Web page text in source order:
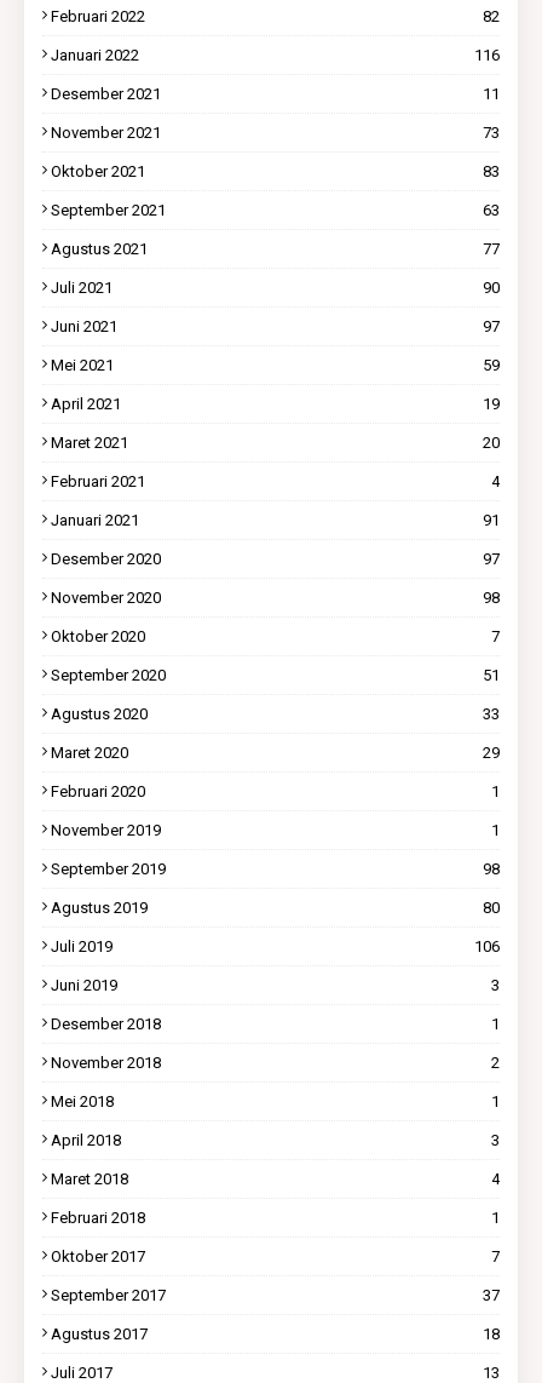
Februari 2022 82
Januari 2022 116
Desember 2021 11
November 2021 73
Oktober 2021 83
September 2021 63
Agustus 2021 77
Juli 2021 90
Juni 2021 97
Mei 2021 59
April 2021 19
Maret 2021 20
Februari 2021 4
Januari 2021 91
Desember 2020 97
November 2020 98
Oktober 2020 7
September 2020 51
Agustus 2020 33
Maret 2020 29
Februari 2020 1
November 2019 1
September 2019 98
Agustus 2019 80
Juli 2019 106
Juni 2019 3
Desember 2018 1
November 2018 2
Mei 2018 1
April 2018 3
Maret 2018 4
Februari 2018 1
Oktober 2017 7
September 2017 37
Agustus 2017 18
Juli 2017 13